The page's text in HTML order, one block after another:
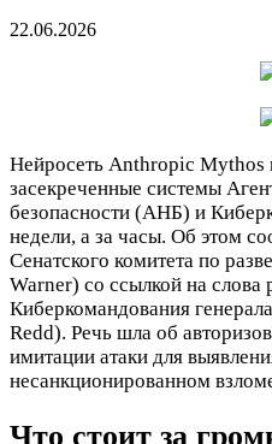
22.06.2026
Нейросеть Anthropic Mythos
засекреченные системы
безопасности (АНБ) и
недели, а за часы. Об этом
Сенатского комитета по
Warner) со ссылкой на
Киберкомандования
Redd). Речь шла об
имитации атаки для
несанкционированном
Что стоит за